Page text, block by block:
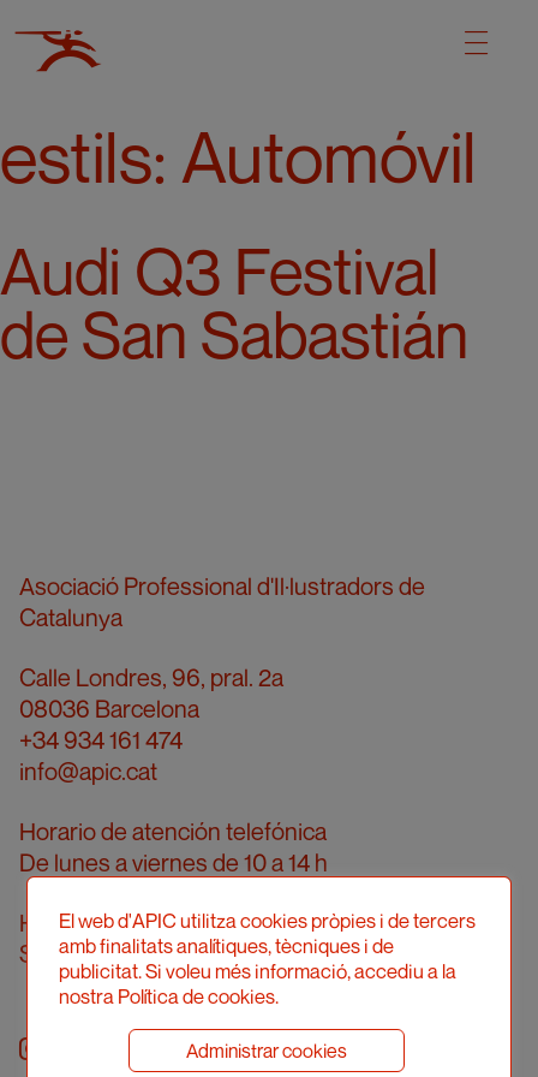
estils: Automóvil
Audi Q3 Festival
de San Sabastián
Asociació Professional d'Il·lustradors de
Catalunya
Calle Londres, 96, pral. 2a
08036 Barcelona
+34 934 161 474
info@apic.cat
Horario de atención telefónica
De lunes a viernes de 10 a 14 h
Horario de atención presencial
Solicitar cita previa
twitteryoutube
El web d'APIC utilitza cookies pròpies i de tercers
amb finalitats analítiques, tècniques i de
publicitat. Si voleu més informació, accediu a la
nostra Política de cookies.
Administrar cookies